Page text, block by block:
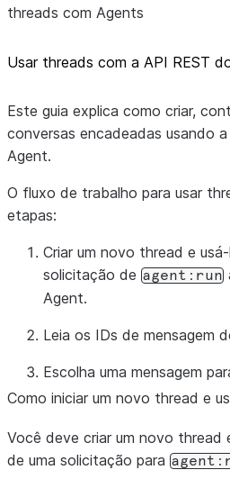
threads com Agents
Usar threads com a API REST
Este guia explica como criar,
conversas encadeadas usando
Agent.
O fluxo de trabalho para usar
etapas:
Criar um novo thread e
solicitação de agent:run
Agent.
Leia os IDs de mensagem
Escolha uma mensagem
Como iniciar um novo thread e
Você deve criar um novo thread
de uma solicitação para